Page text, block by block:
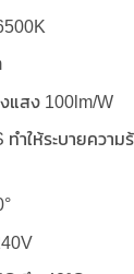
แสง 100lm/W
ำให้ระบายความ